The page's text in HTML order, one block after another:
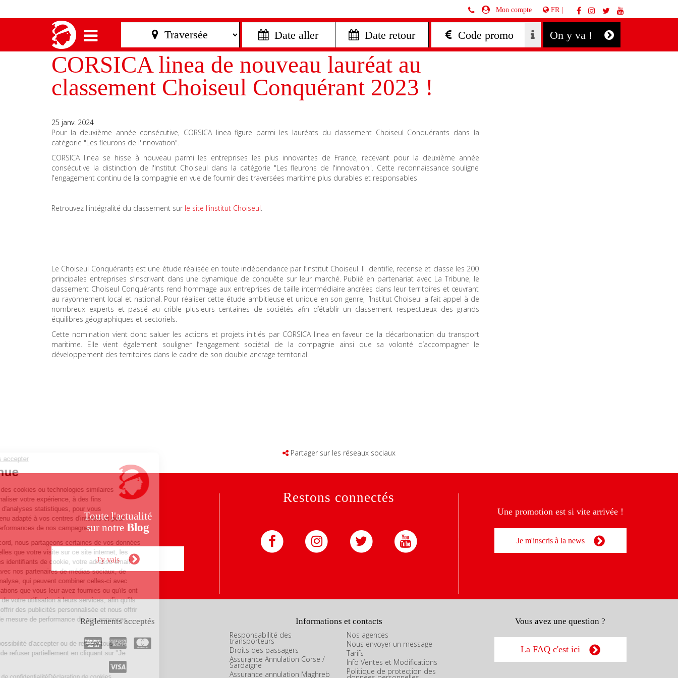
Continuer sans accepter
Bienvenue
Nous utilisons des cookies ou technologies similaires
afin de personnaliser votre expérience, à des fins
fonctionnelles, d'analyses statistiques, pour vous
fournir un contenu adapté à vos centres d'intérêts et pour
analyser les performances de nos campagnes.
Avec votre accord, nous partageons certaines de vos données
personnelles telles que votre visite sur ce site internet, les
adresses IP, les identifiants de cookie, votre adresse email
anonymisée, avec nos partenaires de médias sociaux, de
publicité et d'analyse, qui peuvent combiner celles-ci avec
d'autres informations que vous leur avez fournies ou qu'ils ont
collectées lors de votre utilisation à leurs services, afin qu’ils
puissent vous offrir des publicités personnalisée et nous offrir
des services de mesure de performance de nos annonces
Vous avez la possibilité d'accepter ou de refuser tous nos
cookies, voire de refuser partiellement en cliquant sur "Je
Mon compte FR |
 Date aller  Date retour
CORSICA linea de nouveau lauréat au
classement Choiseul Conquérant 2023 !
25 janv. 2024
Pour la deuxième année consécutive, CORSICA linea figure parmi les lauréats du classement Choiseul Conquérants dans la
catégorie "Les fleurons de l'innovation".
CORSICA linea se hisse à nouveau parmi les entreprises les plus innovantes de France, recevant pour la deuxième année
consécutive la distinction de l'Institut Choiseul dans la catégorie "Les fleurons de l'innovation". Cette reconnaissance souligne
l'engagement continu de la compagnie en vue de fournir des traversées maritime plus durables et responsables
Retrouvez l'intégralité du classement sur le site l'institut Choiseul.
Le Choiseul Conquérants est une étude réalisée en toute indépendance par l’Institut Choiseul. Il identifie, recense et classe les 200
principales entreprises s’inscrivant dans une dynamique de conquête sur leur marché. Publié en partenariat avec La Tribune, le
classement Choiseul Conquérants rend hommage aux entreprises de taille intermédiaire ancrées dans leur territoires et œuvrant
au rayonnement local et national. Pour réaliser cette étude ambitieuse et unique en son genre, l’Institut Choiseul a fait appel à de
nombreux experts et passé au crible plusieurs centaines de sociétés afin d’établir un classement respectueux des grands
équilibres géographiques et sectoriels.
Cette nomination vient donc saluer les actions et projets initiés par CORSICA linea en faveur de la décarbonation du transport
maritime. Elle vient également souligner l’engagement sociétal de la compagnie ainsi que sa volonté d’accompagner le
développement des territoires dans le cadre de son double ancrage territorial.
Partager sur les réseaux sociaux
Toute l'actualité
sur notre Blog
J'y vais
Restons connectés
Une promotion est si vite arrivée !
Je m'inscris à la news
Règlements acceptés
Informations et contacts
Responsabilité des
transporteurs
Droits des passagers
Assurance Annulation Corse /
Sardaigne
Assurance annulation Maghreb
Nos agences
Nous envoyer un message
Tarifs
Info Ventes et Modifications
Politique de protection des
Vous avez une question ?
La FAQ c'est ici